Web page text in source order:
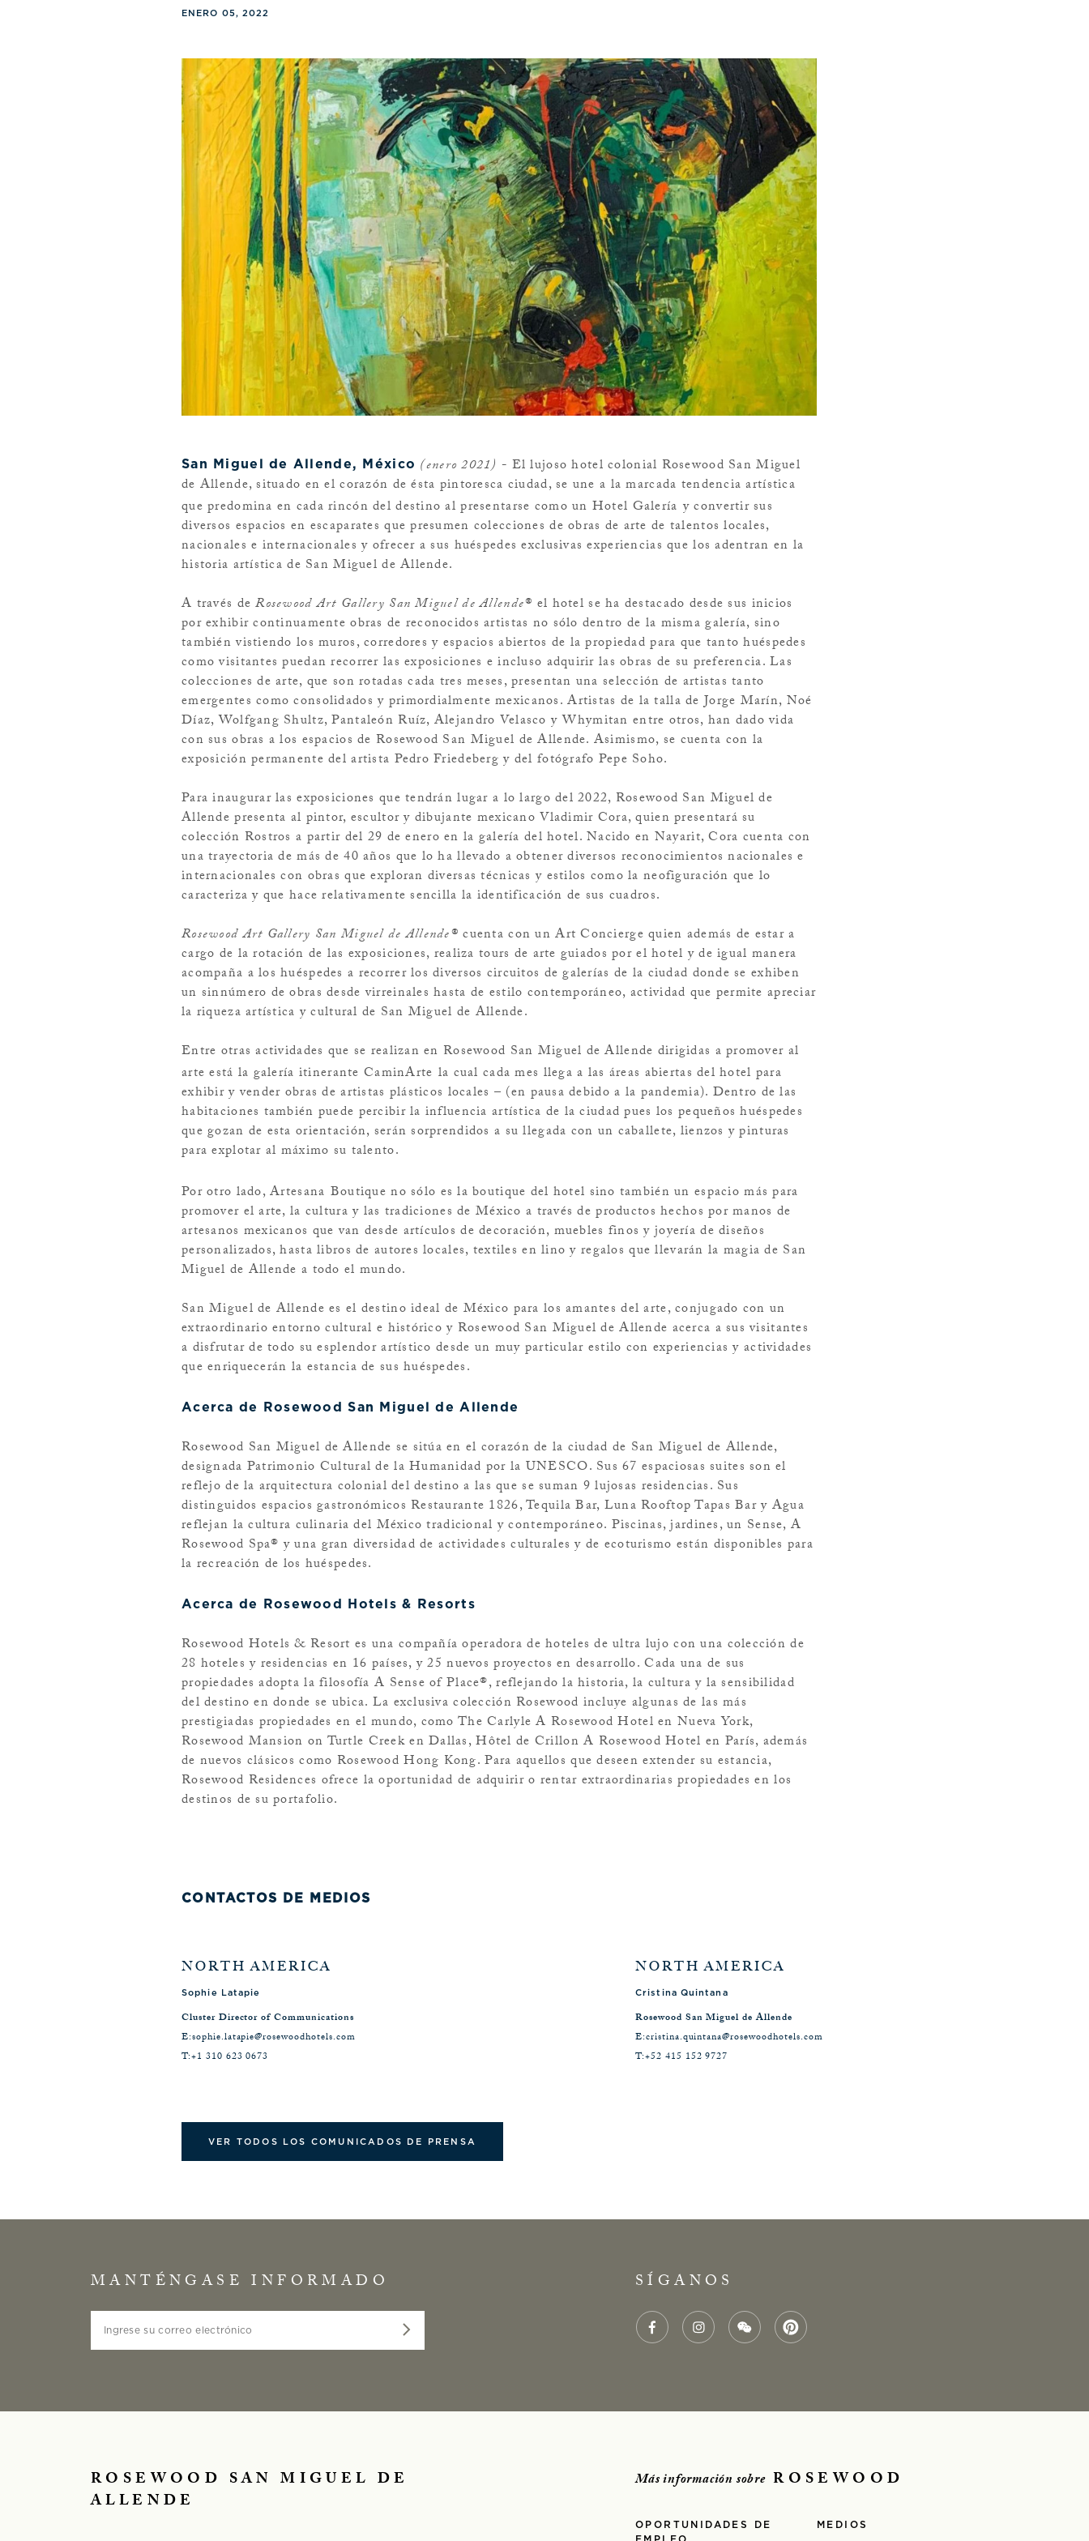
ENERO 05, 2022
San Miguel de Allende, México (enero 2021) - El lujoso hotel colonial Rosewood San Miguel
de Allende, situado en el corazón de ésta pintoresca ciudad, se une a la marcada tendencia artística
que predomina en cada rincón del destino al presentarse como un Hotel Galería y convertir sus
diversos espacios en escaparates que presumen colecciones de obras de arte de talentos locales,
nacionales e internacionales y ofrecer a sus huéspedes exclusivas experiencias que los adentran en la
historia artística de San Miguel de Allende.
A través deRosewood Art Gallery San Miguel de Allende® el hotel se ha destacado desde sus inicios
porexhibir continuamente obras de reconocidos artistas no sólo dentro de la misma galería, sino
también vistiendo los muros, corredores y espacios abiertos de la propiedad para que tanto huéspedes
como visitantes puedan recorrer las exposiciones e incluso adquirir las obras de su preferencia. Las
colecciones de arte, que son rotadas cada tres meses, presentan una selección de artistas tanto
emergentes como consolidados y primordialmente mexicanos. Artistas de la talla de Jorge Marín, Noé
Díaz, Wolfgang Shultz, Pantaleón Ruíz, Alejandro Velasco y Whymitan entre otros, han dado vida
con sus obras a los espacios de Rosewood San Miguel de Allende. Asimismo, se cuenta con la
exposición permanente del artista Pedro Friedeberg y del fotógrafo Pepe Soho.
Para inaugurar las exposiciones que tendrán lugar a lo largo del 2022, Rosewood San Miguel de
Allende presenta al pintor, escultor y dibujante mexicano Vladimir Cora, quien presentará su
colección Rostros a partir del 29 de enero en la galería del hotel. Nacido en Nayarit, Cora cuenta con
una trayectoria de más de 40 años que lo ha llevado a obtener diversos reconocimientos nacionales e
internacionales con obras que exploran diversas técnicas y estilos como la neofiguración que lo
caracteriza y que hace relativamente sencilla la identificación de sus cuadros.
Rosewood Art Gallery San Miguel de Allende® cuenta con unArt Concierge quien además de estar a
cargo de la rotación de las exposiciones, realiza tours de arte guiados por el hotel y de igual manera
acompaña a los huéspedes a recorrer los diversos circuitos de galerías de la ciudad donde se exhiben
un sinnúmero de obras desde virreinales hasta de estilo contemporáneo, actividad que permite apreciar
la riqueza artística y cultural de San Miguel de Allende.
Entre otras actividades que se realizan en Rosewood San Miguel de Allende dirigidas a promover al
arte está la galería itinerante CaminArte la cual cada mes llega a las áreas abiertas del hotel para
exhibir y vender obras de artistas plásticos locales – (en pausa debido a la pandemia). Dentro de las
habitaciones también puede percibir la influencia artística de la ciudad pues los pequeños huéspedes
que gozan de esta orientación, serán sorprendidos a su llegada con un caballete, lienzos y pinturas
para explotar al máximo su talento.
Por otro lado, Artesana Boutique no sólo es la boutique del hotel sino también un espacio más para
promover el arte, la cultura y las tradiciones de México a través de productos hechos por manos de
artesanos mexicanos que van desde artículos de decoración, muebles finos y joyería de diseños
personalizados, hasta libros de autores locales, textiles en lino y regalos que llevarán la magia de San
Miguel de Allende a todo el mundo.
San Miguel de Allende es el destino ideal de México para los amantes del arte, conjugado con un
extraordinario entorno cultural e histórico y Rosewood San Miguel de Allende acerca a sus visitantes
a disfrutar de todo su esplendor artístico desde un muy particular estilo con experiencias y actividades
que enriquecerán la estancia de sus huéspedes.
Acerca de Rosewood San Miguel de Allende
Rosewood San Miguel de Allende se sitúa en el corazón de la ciudad de San Miguel de Allende,
designada Patrimonio Cultural de la Humanidad por la UNESCO. Sus 67 espaciosas suites son el
reflejo de la arquitectura colonial del destino a las que se suman 9 lujosas residencias. Sus
distinguidos espacios gastronómicos Restaurante 1826, Tequila Bar, Luna Rooftop Tapas Bar y Agua
reflejan la cultura culinaria del México tradicional y contemporáneo. Piscinas, jardines, un Sense, A
Rosewood Spa® y una gran diversidad de actividades culturales y de ecoturismo están disponibles para
la recreación de los huéspedes.
Acerca de Rosewood Hotels & Resorts
Rosewood Hotels & Resort es una compañía operadora de hoteles de ultra lujo con una colección de
28 hoteles y residencias en 16 países, y 25 nuevos proyectos en desarrollo. Cada una de sus
propiedades adopta la filosofía A Sense of Place®, reflejando la historia, la cultura y la sensibilidad
del destino en donde se ubica. La exclusiva colección Rosewood incluye algunas de las más
prestigiadas propiedades en el mundo, como The Carlyle A Rosewood Hotel en Nueva York,
Rosewood Mansion on Turtle Creek en Dallas, Hôtel de Crillon A Rosewood Hotel en París, además
de nuevos clásicos como Rosewood Hong Kong. Para aquellos que deseen extender su estancia,
Rosewood Residences ofrece la oportunidad de adquirir o rentar extraordinarias propiedades en los
destinos de su portafolio.
CONTACTOS DE MEDIOS
NORTH AMERICA
Sophie Latapie
Cluster Director of Communications
E:sophie.latapie@rosewoodhotels.com
T:+1 310 623 0673
NORTH AMERICA
Cristina Quintana
Rosewood San Miguel de Allende
E:cristina.quintana@rosewoodhotels.com
T:+52 415 152 9727
VER TODOS LOS COMUNICADOS DE PRENSA
MANTÉNGASE INFORMADO SÍGANOS
Más información sobreROSEWOOD
OPORTUNIDADES DE
MEDIOS
ROSEWOOD SAN MIGUEL DE
ALLENDE